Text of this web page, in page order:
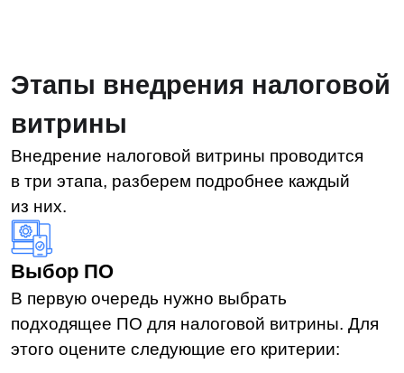
Настройка интеграции системы
Программное обеспечение должно
интегрироваться с уже существующими
учетными системами компании. Для этого
нужно настроить потоки данных между
бухгалтерскими системами и налоговой
витриной, чтобы передача информации
осуществлялась корректно. Затем проводится
тестирование, в рамках которого выявляются
и устраняются возможные ошибки.